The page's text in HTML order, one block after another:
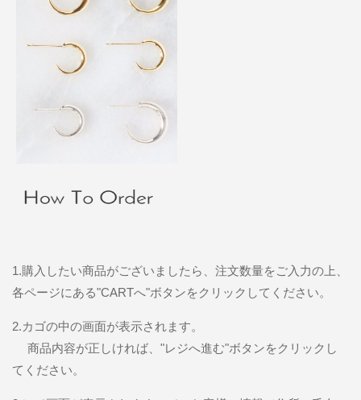
1.購入したい商品がございましたら、注文数量をご入力の上、
各ページにある"CARTへ"ボタンをクリックしてください。
2.カゴの中の画面が表示されます。
商品内容が正しければ、"レジへ進む"ボタンをクリックし
てください。